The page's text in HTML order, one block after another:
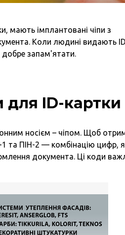
мають імплантовані чіпи з
Коли людині видають
добре запам'ятати.
для ID-картки
носієм – чіпом. Щоб
1 та ПІН-2 — комбінацію цифр,
документа. Ці коди